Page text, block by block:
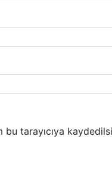
tarayıcıya